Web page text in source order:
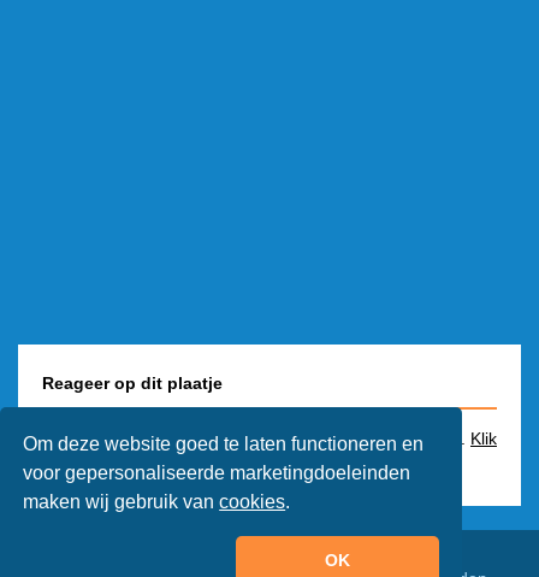
Om deze website goed te laten functioneren en
voor gepersonaliseerde marketingdoeleinden
maken wij gebruik vancookies.
OK
Reageer op dit plaatje
Je kunt alleen een reactie plaatsen als je bent ingelogd. Klik
hierom een animaatjes account aan te maken.